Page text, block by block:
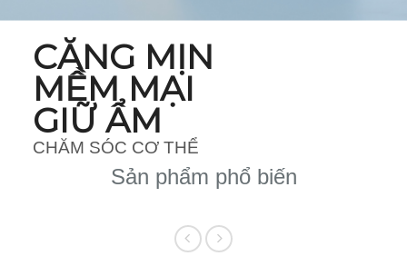
CĂNG MỊN
MỀM MẠI
GIỮ ẨM
CHĂM SÓC CƠ THỂ
Sản phẩm phổ biến